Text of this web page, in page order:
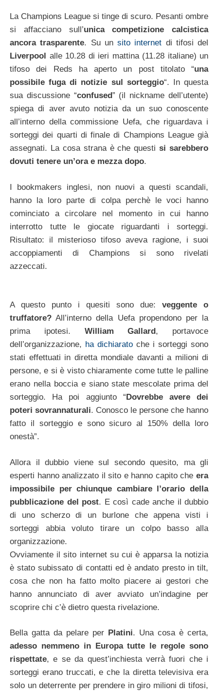
La Champions League si tinge di scuro. Pesanti ombre
si affacciano sull’unica competizione calcistica
ancora trasparente. Su un sito internet di tifosi del
Liverpool alle 10.28 di ieri mattina (11.28 italiane) un
tifoso dei Reds ha aperto un post titolato “una
possibile fuga di notizie sul sorteggio“. In questa
sua discussione “confused” (il nickname dell’utente)
spiega di aver avuto notizia da un suo conoscente
all’interno della commissione Uefa, che riguardava i
sorteggi dei quarti di finale di Champions League già
assegnati. La cosa strana è che questisi sarebbero
dovuti tenere un’ora e mezza dopo.
I bookmakers inglesi, non nuovi a questi scandali,
hanno la loro parte di colpa perchè le voci hanno
cominciato a circolare nel momento in cui hanno
interrotto tutte le giocate riguardanti i sorteggi.
Risultato: il misterioso tifoso aveva ragione, i suoi
accoppiamenti di Champions si sono rivelati
azzeccati.
A questo punto i quesiti sono due: veggente o
truffatore? All’interno della Uefa propendono per la
prima ipotesi. William Gallard, portavoce
dell’organizzazione, ha dichiarato che i sorteggi sono
stati effettuati in diretta mondiale davanti a milioni di
persone, e si è visto chiaramente come tutte le palline
erano nella boccia e siano state mescolate prima del
sorteggio. Ha poi aggiunto “Dovrebbe avere dei
poteri sovrannaturali. Conosco le persone che hanno
fatto il sorteggio e sono sicuro al 150% della loro
onestà”.
Allora il dubbio viene sul secondo quesito, ma gli
esperti hanno analizzato il sito e hanno capito che era
impossibile per chiunque cambiare l’orario della
pubblicazione del post. E così cade anche il dubbio
di uno scherzo di un burlone che appena visti i
sorteggi abbia voluto tirare un colpo basso alla
organizzazione.
Ovviamente il sito internet su cui è apparsa la notizia
è stato subissato di contatti ed è andato presto in tilt,
cosa che non ha fatto molto piacere ai gestori che
hanno annunciato di aver avviato un’indagine per
scoprire chi c’è dietro questa rivelazione.
Bella gatta da pelare per Platini. Una cosa è certa,
adesso nemmeno in Europa tutte le regole sono
rispettate, e se da quest’inchiesta verrà fuori che i
sorteggi erano truccati, e che la diretta televisiva era
solo un deterrente per prendere in giro milioni di tifosi,